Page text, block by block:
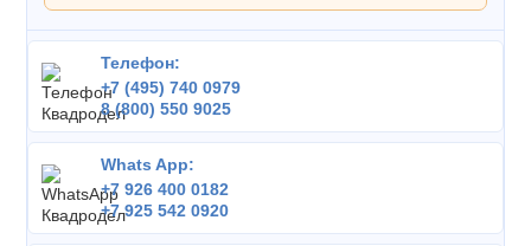
Телефон:
+7 (495) 740 0979
8 (800) 550 9025
Whats App:
+7 926 400 0182
+7 925 542 0920